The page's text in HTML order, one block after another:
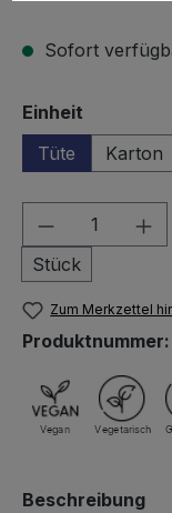
Sofort
Einheit
Tüte
Karton
Produkt
Stück
Zum Merkzettel
Produktnummer:
Beschreibung